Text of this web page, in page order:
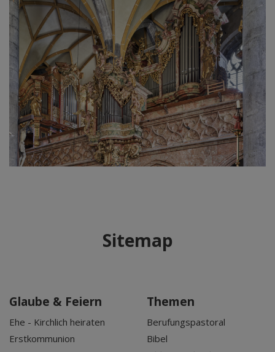
Sitemap
Glaube & Feiern
Ehe - Kirchlich heiraten
Erstkommunion
Themen
Berufungspastoral
Bibel